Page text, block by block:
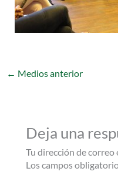
← Medios anterior
Deja una
Tu dirección de correo
Los campos